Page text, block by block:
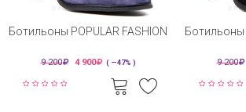
Ботильоны POPULAR FASHION
9 200 4 900 ( —47% )
Ботильоны
9 200